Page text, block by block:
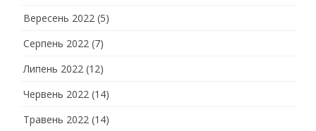
Вересень 2022 (5)
Серпень 2022 (7)
Липень 2022 (12)
Червень 2022 (14)
Травень 2022 (14)